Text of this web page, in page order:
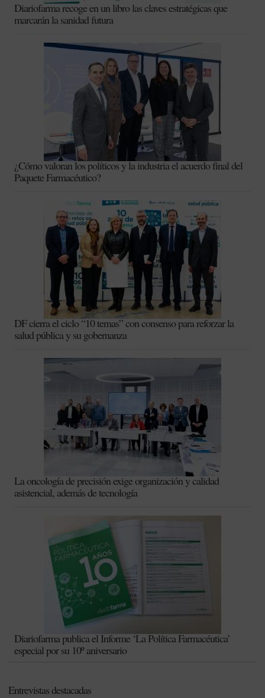
Diariofarma recoge en un libro las claves estratégicas que
marcarán la sanidad futura
¿Cómo valoran los políticos y la industria el acuerdo final del
Paquete Farmacéutico?
DF cierra el ciclo “10 temas” con consenso para reforzar la
salud pública y su gobernanza
La oncología de precisión exige organización y calidad
asistencial, además de tecnología
Diariofarma publica el Informe ‘La Política Farmacéutica’
especial por su 10º aniversario
Entrevistas destacadas